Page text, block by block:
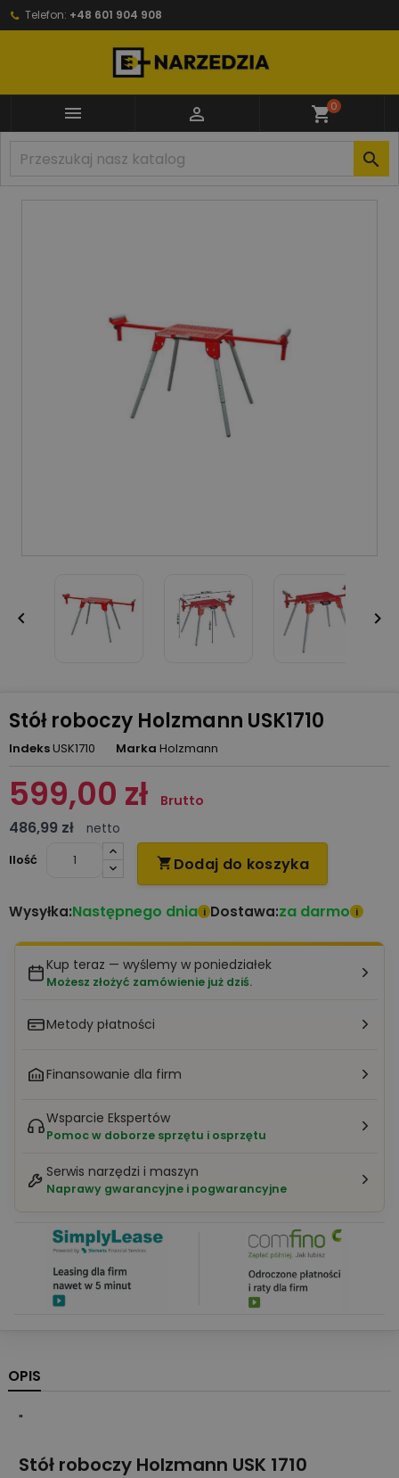
Telefon: +48 601 904 908
  shopping_cart0

 
Stół roboczy Holzmann USK1710
IndeksUSK1710 Marka Holzmann
599,00 zł Brutto
486,99 zł
netto
Ilość
 Dodaj do koszyka
Wysyłka:Następnego dnia i Dostawa:za darmo i
Kup teraz — wyślemy w poniedziałek
Możesz złożyć zamówienie już dziś.
Metody płatności
Finansowanie dla firm
Wsparcie Ekspertów
Pomoc w doborze sprzętu i osprzętu
Serwis narzędzi i maszyn
Naprawy gwarancyjne i pogwarancyjne
OPIS
"
Stół roboczy Holzmann USK 1710